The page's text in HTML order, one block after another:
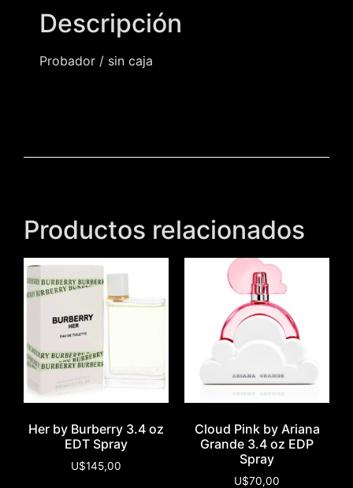
Descripción
Probador / sin caja
Productos relacionados
Her by Burberry 3.4 oz
EDT Spray
U$145,00
Cloud Pink by Ariana
Grande 3.4 oz EDP
Spray
U$70,00